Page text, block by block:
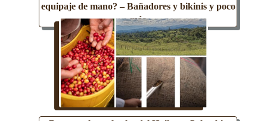
equipaje de mano? – Bañadores y bikinis y poco
más